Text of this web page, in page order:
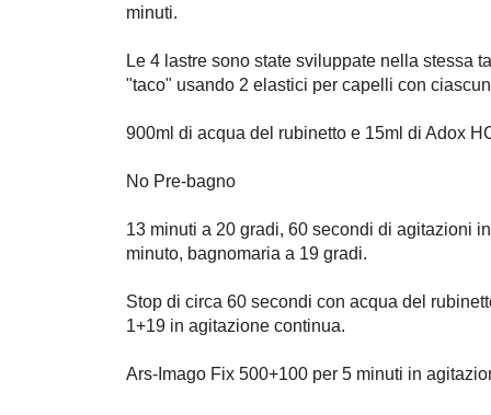
minuti.
Le 4 lastre sono state sviluppate nella stessa
"taco" usando 2 elastici per capelli con
900ml di acqua del rubinetto e 15ml di Adox
No Pre-bagno
13 minuti a 20 gradi, 60 secondi di agitazioni
minuto, bagnomaria a 19 gradi.
Stop di circa 60 secondi con acqua del
1+19 in agitazione continua.
Ars-Imago Fix 500+100 per 5 minuti in